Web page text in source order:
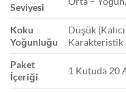
Seviyesi
Koku
Yoğunluğu
Düşük
Karakteristik
Paket
İçeriği
1 Kutuda 20